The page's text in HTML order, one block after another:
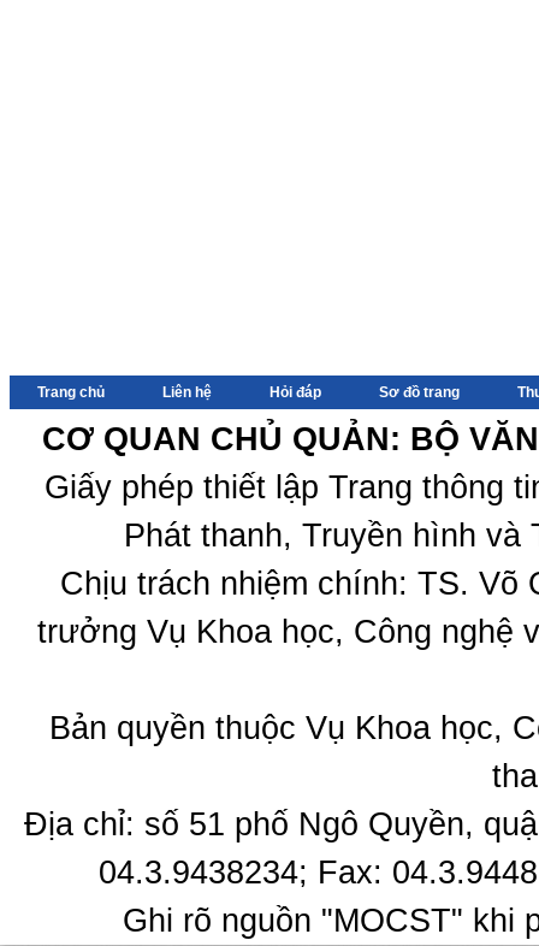
Trang chủ Liên hệ Hỏi đáp Sơ đồ trang
CƠ QUAN CHỦ QUẢN: BỘ
Giấy phép thiết lập Trang thông
Phát thanh, Truyền hình
Chịu trách nhiệm chính: TS.
trưởng Vụ Khoa học, Công nghệ
Bản quyền thuộc Vụ Khoa học,
Địa chỉ: số 51 phố Ngô Quyền,
04.3.9438234; Fax:
Ghi rõ nguồn "MOCST" khi